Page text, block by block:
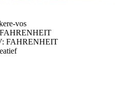
vos
FAHRENHEIT